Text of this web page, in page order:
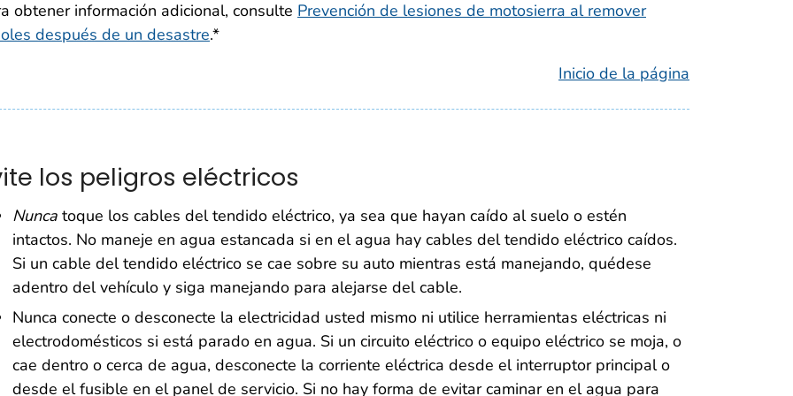
obtener información adicional, consulte Prevención de lesiones de motosierra al remover
después de un desastre.*
Inicio de la página
los peligros eléctricos
Nunca toque los cables del tendido eléctrico, ya sea que hayan caído al suelo o estén
intactos. No maneje en agua estancada si en el agua hay cables del tendido eléctrico caídos.
Si un cable del tendido eléctrico se cae sobre su auto mientras está manejando, quédese
adentro del vehículo y siga manejando para alejarse del cable.
Nunca conecte o desconecte la electricidad usted mismo ni utilice herramientas eléctricas ni
electrodomésticos si está parado en agua. Si un circuito eléctrico o equipo eléctrico se moja, o
cae dentro o cerca de agua, desconecte la corriente eléctrica desde el interruptor principal o
desde el fusible en el panel de servicio. Si no hay forma de evitar caminar en el agua para